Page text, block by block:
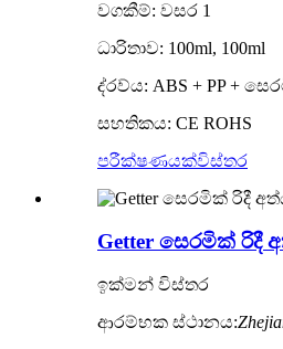
වගකීම්: වසර 1
ධාරිතාව: 100ml, 100ml
ද්රව්ය: ABS + PP +
සහතිකය: CE ROHS
පරීක්ෂණයක්විස්තර
Getter සෙරමික්
ඉක්මන් විස්තර
ආරම්භක ස්ථානය: